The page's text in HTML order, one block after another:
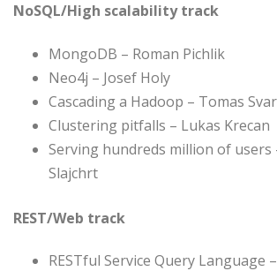
NoSQL/High scalability track
MongoDB – Roman Pichlik
Neo4j – Josef Holy
Cascading a Hadoop – Tomas
Clustering pitfalls – Lukas Krecan
Serving hundreds million of users
Slajchrt
REST/Web track
RESTful Service Query Language